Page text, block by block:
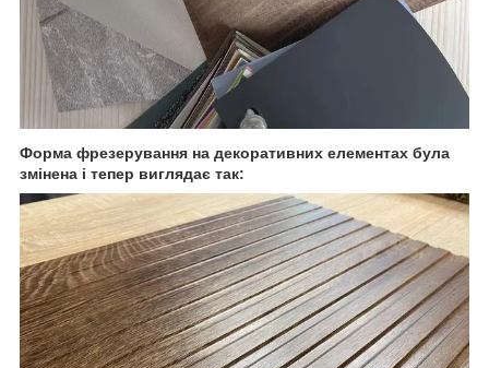
Форма фрезерування на декоративних елементах була
змінена і тепер виглядає так: